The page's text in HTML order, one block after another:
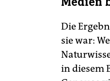
Die
sie war:
in diesem